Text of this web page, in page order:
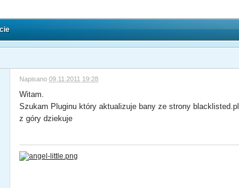
Napisano09.11.2011 19:28
Witam.
Szukam Pluginu który aktualizuje bany ze strony blacklisted.pl
z góry dziekuje